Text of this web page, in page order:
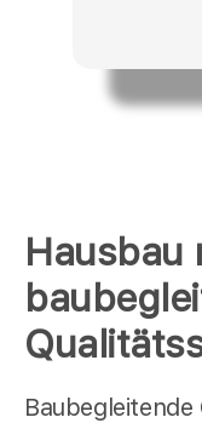
Hausbau